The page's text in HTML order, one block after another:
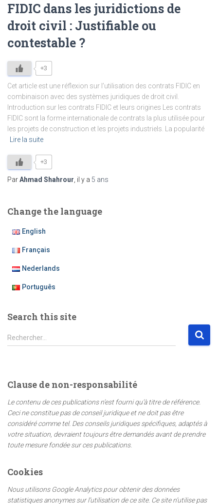
FIDIC dans les juridictions de
droit civil : Justifiable ou
contestable ?
+3
Cet article est une réflexion sur l’utilisation des contrats FIDIC en
combinaison avec des systèmes juridiques de droit civil.
Introduction sur les contrats FIDIC et leurs origines Les contrats
FIDIC sont la forme internationale de contrats la plus utilisée pour
les projets de construction et les projets industriels. La popularité
Lire la suite
+3
ParAhmad Shahrour , il y a 5 ans
Change the language
English
Français
Nederlands
Português
Search this site
R
e
r
c
h
Rechercher…
Clause de non-responsabilité
Le contenu de ces publications n’est fourni qu’à titre de référence.
Ceci ne constitue pas de conseil juridique et ne doit pas être
considéré comme tel. Des conseils juridiques spécifiques, adaptés à
votre situation, devraient toujours être demandés avant de prendre
toute mesure fondée sur ces publications.
Cookies
Nous utilisons Google Analytics pour obtenir des données
statistiques anonymes sur l’utilisation de ce site. Ce site n’utilise pas